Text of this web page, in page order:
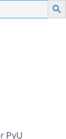
PyU